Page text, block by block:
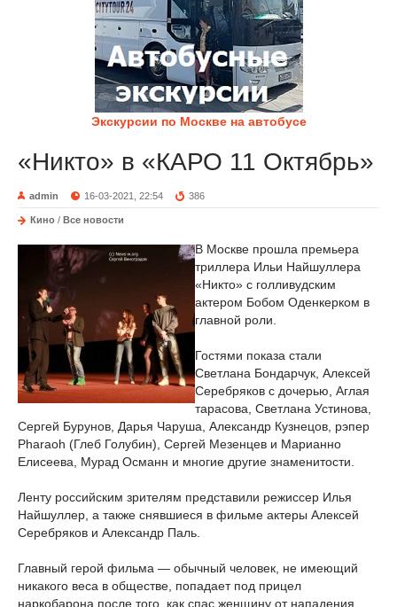
Экскурсии по Москве на автобусе
«Никто» в «КАРО 11 Октябрь»
admin 16-03-2021, 22:54 386
Кино / Все новости
В Москве прошла премьера
триллера Ильи Найшуллера
«Никто» с голливудским
актером Бобом Оденкерком в
главной роли.
Гостями показа стали
Светлана Бондарчук, Алексей
Серебряков с дочерью, Аглая
тарасова, Светлана Устинова,
Сергей Бурунов, Дарья Чаруша, Александр Кузнецов, рэпер
Pharaoh (Глеб Голубин), Сергей Мезенцев и Марианно
Елисеева, Мурад Османн и многие другие знаменитости.
Ленту российским зрителям представили режиссер Илья
Найшуллер, а также снявшиеся в фильме актеры Алексей
Серебряков и Александр Паль.
Главный герой фильма — обычный человек, не имеющий
никакого веса в обществе, попадает под прицел
наркобарона после того, как спас женщину от нападения